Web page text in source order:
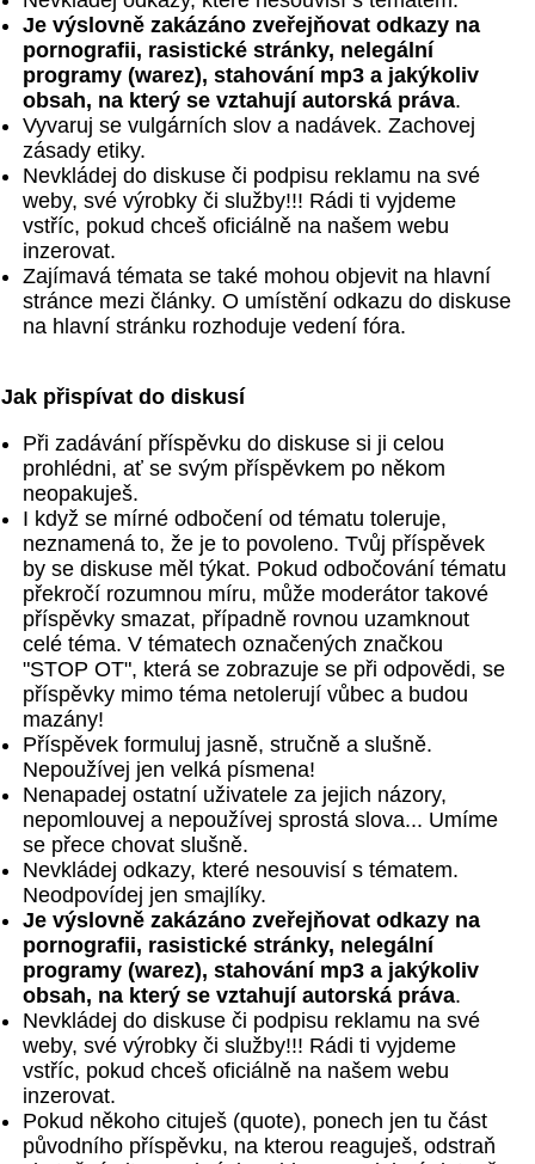
Je výslovně zakázáno zveřejňovat odkazy na
pornografii, rasistické stránky, nelegální
programy (warez), stahování mp3 a jakýkoliv
obsah, na který se vztahují autorská práva.
Vyvaruj se vulgárních slov a nadávek. Zachovej
zásady etiky.
Nevkládej do diskuse či podpisu reklamu na své
weby, své výrobky či služby!!! Rádi ti vyjdeme
vstříc, pokud chceš oficiálně na našem webu
inzerovat.
Zajímavá témata se také mohou objevit na hlavní
stránce mezi články. O umístění odkazu do diskuse
na hlavní stránku rozhoduje vedení fóra.
Jak přispívat do diskusí
Při zadávání příspěvku do diskuse si ji celou
prohlédni, ať se svým příspěvkem po někom
neopakuješ.
I když se mírné odbočení od tématu toleruje,
neznamená to, že je to povoleno. Tvůj příspěvek
by se diskuse měl týkat. Pokud odbočování tématu
překročí rozumnou míru, může moderátor takové
příspěvky smazat, případně rovnou uzamknout
celé téma. V tématech označených značkou
"STOP OT", která se zobrazuje se při odpovědi, se
příspěvky mimo téma netolerují vůbec a budou
mazány!
Příspěvek formuluj jasně, stručně a slušně.
Nepoužívej jen velká písmena!
Nenapadej ostatní uživatele za jejich názory,
nepomlouvej a nepoužívej sprostá slova... Umíme
se přece chovat slušně.
Nevkládej odkazy, které nesouvisí s tématem.
Neodpovídej jen smajlíky.
Je výslovně zakázáno zveřejňovat odkazy na
pornografii, rasistické stránky, nelegální
programy (warez), stahování mp3 a jakýkoliv
obsah, na který se vztahují autorská práva.
Nevkládej do diskuse či podpisu reklamu na své
weby, své výrobky či služby!!! Rádi ti vyjdeme
vstříc, pokud chceš oficiálně na našem webu
inzerovat.
Pokud někoho cituješ (quote), ponech jen tu část
původního příspěvku, na kterou reaguješ, odstraň